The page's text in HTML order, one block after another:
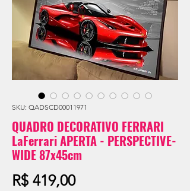
SKU: QADSCD00011971
QUADRO DECORATIVO FERRARI
LaFerrari APERTA - PERSPECTIVE-
WIDE 87x45cm
R$ 419,00Preço